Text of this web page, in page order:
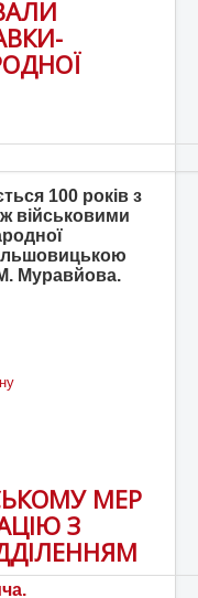
100 років з
військовими
Муравйова.
МЕР
З